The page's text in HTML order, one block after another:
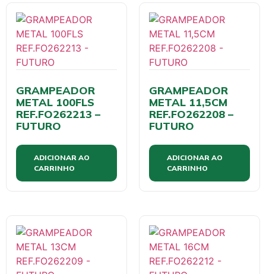
GRAMPEADOR
METAL 100FLS
REF.FO262213 –
FUTURO
ADICIONAR AO
CARRINHO
GRAMPEADOR
METAL 11,5CM
REF.FO262208 –
FUTURO
ADICIONAR AO
CARRINHO